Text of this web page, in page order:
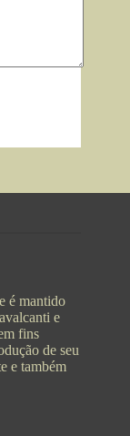
é mantido
e
fins
de seu
e também